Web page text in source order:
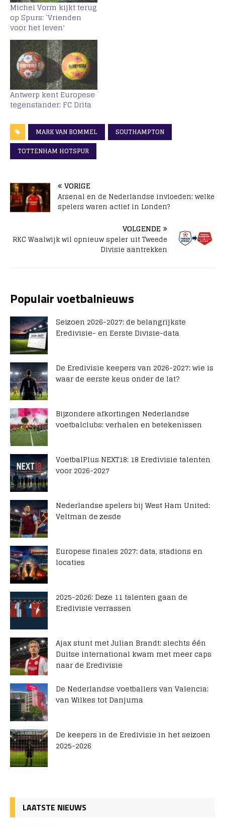
Michel Vorm kijkt terug
op Spurs: ‘Vrienden
voor het leven’
Antwerp kent Europese
tegenstander: FC Drita
MARK VAN BOMMEL
SOUTHAMPTON
TOTTENHAM HOTSPUR
VORIGE
Arsenal en de Nederlandse invloeden: welke
spelers waren actief in Londen?
VOLGENDE
RKC Waalwijk wil opnieuw speler uit Tweede
Divisie aantrekken
Populair voetbalnieuws
Seizoen 2026-2027: de belangrijkste
Eredivisie- en Eerste Divisie-data
De Eredivisie keepers van 2026-2027: wie is
waar de eerste keus onder de lat?
Bijzondere afkortingen Nederlandse
voetbalclubs: verhalen en betekenissen
VoetbalPlus NEXT18: 18 Eredivisie talenten
voor 2026-2027
Nederlandse spelers bij West Ham United:
Veltman de zesde
Europese finales 2027: data, stadions en
locaties
2025-2026: Deze 11 talenten gaan de
Eredivisie verrassen
Ajax stunt met Julian Brandt: slechts één
Duitse international kwam met meer caps
naar de Eredivisie
De Nederlandse voetballers van Valencia:
van Wilkes tot Danjuma
De keepers in de Eredivisie in het seizoen
2025-2026
LAATSTE NIEUWS